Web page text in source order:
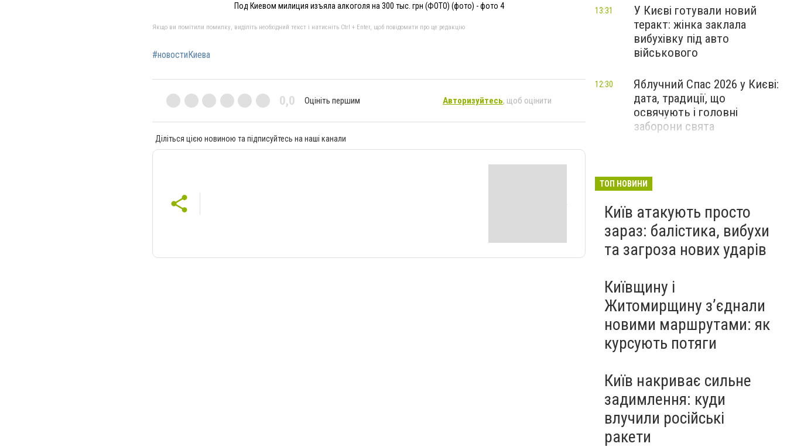
Под Киевом милиция изъяла алкоголя на 300 тыс. грн (ФОТО) (фото) - фото 4
Якщо ви помітили помилку, виділіть необхідний текст і натисніть Ctrl + Enter, щоб повідомити про це редакцію
#новостиКиева
0,0 Оцініть першим Авторизуйтесь, щоб оцінити
Діліться цією новиною та підписуйтесь на наші канали
У Києві готували новий
теракт: жінка заклала
вибухівку під авто
військового
13:31
Яблучний Спас 2026 у Києві:
дата, традиції, що
освячують і головні
заборони свята
12:30
ТОП НОВИНИ
Київ атакують просто
зараз: балістика, вибухи
та загроза нових ударів
Київщину і
Житомирщину з’єднали
новими маршрутами: як
курсують потяги
Київ накриває сильне
задимлення: куди
влучили російські
ракети